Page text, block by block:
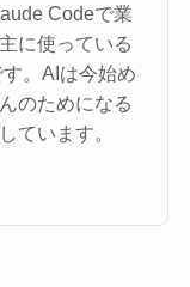
Codeで業
に使っている
。AIは今始め
のためになる
ています。